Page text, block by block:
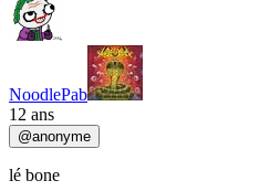
NoodlePab
12 ans
@anonyme
lé bone